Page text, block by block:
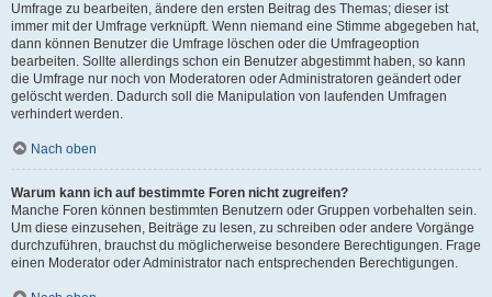
Umfrage zu bearbeiten, ändere den ersten Beitrag des Themas; dieser ist
immer mit der Umfrage verknüpft. Wenn niemand eine Stimme abgegeben hat,
dann können Benutzer die Umfrage löschen oder die Umfrageoption
bearbeiten. Sollte allerdings schon ein Benutzer abgestimmt haben, so kann
die Umfrage nur noch von Moderatoren oder Administratoren geändert oder
gelöscht werden. Dadurch soll die Manipulation von laufenden Umfragen
verhindert werden.
Nach oben
Warum kann ich auf bestimmte Foren nicht zugreifen?
Manche Foren können bestimmten Benutzern oder Gruppen vorbehalten sein.
Um diese einzusehen, Beiträge zu lesen, zu schreiben oder andere Vorgänge
durchzuführen, brauchst du möglicherweise besondere Berechtigungen. Frage
einen Moderator oder Administrator nach entsprechenden Berechtigungen.